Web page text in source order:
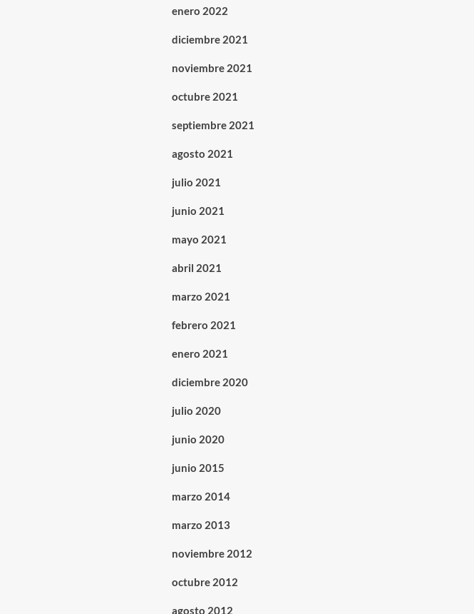
enero 2022
diciembre 2021
noviembre 2021
octubre 2021
septiembre 2021
agosto 2021
julio 2021
junio 2021
mayo 2021
abril 2021
marzo 2021
febrero 2021
enero 2021
diciembre 2020
julio 2020
junio 2020
junio 2015
marzo 2014
marzo 2013
noviembre 2012
octubre 2012
agosto 2012